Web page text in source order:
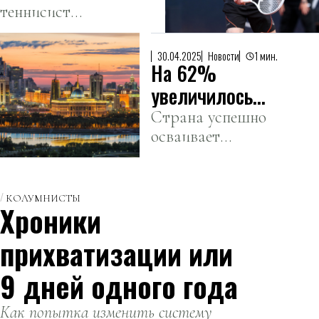
на
«Мастерсе» в
Мадриде
теннисист
уступил в матче
за выход в 1/4
финала
чешскому
сопернику.
30.04.2025 Новости 1 мин.
На 62%
увеличилось
число
туристов из
Страна успешно
осваивает
КОЛУМНИСТЫ
Хроники
прихватизации или
9 дней одного года
Как попытка изменить систему